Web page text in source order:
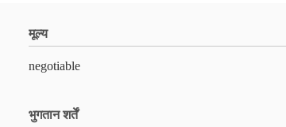
मूल्य
negotiable
भुगतान शर्तें